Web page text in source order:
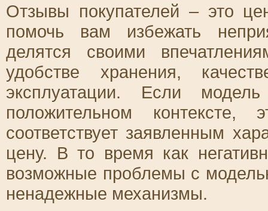
Отзывы покупателей – это
помочь вам избежать
делятся своими
удобстве хранения,
эксплуатации. Если
положительном
соответствует заявленным
цену. В то время как
возможные проблемы с
ненадежные механизмы.